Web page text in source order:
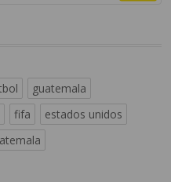
guatemala
fifa
estados unidos